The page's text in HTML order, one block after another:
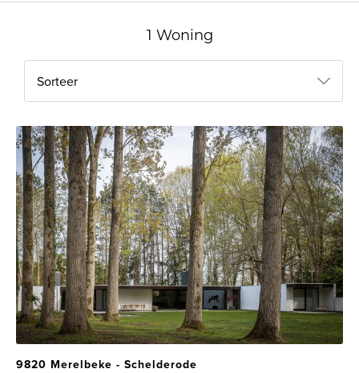
1 Woning
Sorteer
9820 Merelbeke - Schelderode